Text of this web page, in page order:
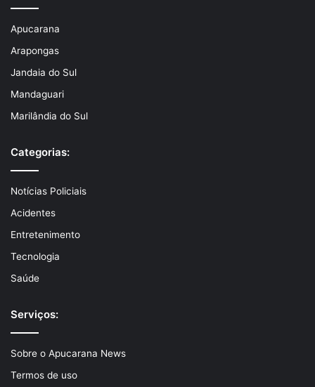
Apucarana
Arapongas
Jandaia do Sul
Mandaguari
Marilândia do Sul
Categorias:
Notícias Policiais
Acidentes
Entretenimento
Tecnologia
Saúde
Serviços:
Sobre o Apucarana News
Termos de uso